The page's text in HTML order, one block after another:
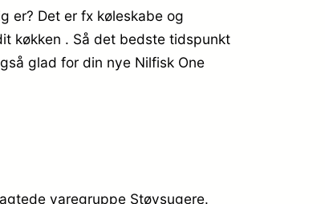
er? Det er fx køleskabe og
køkken . Så det bedste tidspunkt
glad for din nye Nilfisk One
varegruppe Støvsugere.